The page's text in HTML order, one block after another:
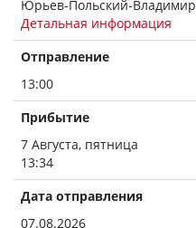
Юрьев-Польский-Владимир
Детальная информация
Отправление
13:00
Прибытие
7 Августа, пятница
13:34
Дата отправления
07.08.2026